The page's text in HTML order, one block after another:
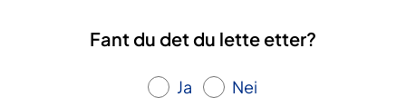
Fant du det du lette etter?
Ja Nei